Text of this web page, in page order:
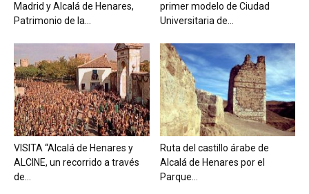
Madrid y Alcalá de Henares,
Patrimonio de la...
primer modelo de Ciudad
Universitaria de...
VISITA “Alcalá de Henares y
ALCINE, un recorrido a través
de...
Ruta del castillo árabe de
Alcalá de Henares por el
Parque...